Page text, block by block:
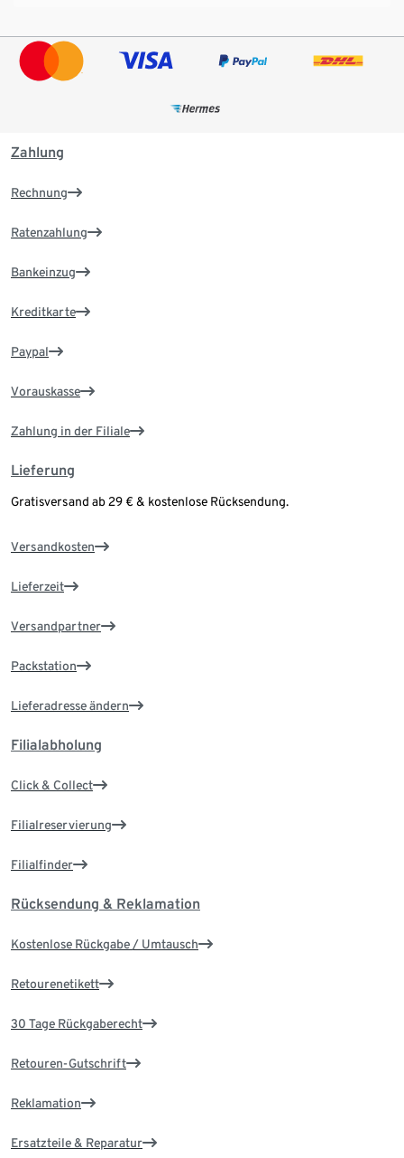
Zahlung
Rechnung
Ratenzahlung
Bankeinzug
Kreditkarte
Paypal
Vorauskasse
Zahlung in der Filiale
Lieferung
Gratisversand ab 29 € & kostenlose Rücksendung.
Versandkosten
Lieferzeit
Versandpartner
Packstation
Lieferadresse ändern
Filialabholung
Click & Collect
Filialreservierung
Filialfinder
Rücksendung & Reklamation
Kostenlose Rückgabe / Umtausch
Retourenetikett
30 Tage Rückgaberecht
Retouren-Gutschrift
Reklamation
Ersatzteile & Reparatur